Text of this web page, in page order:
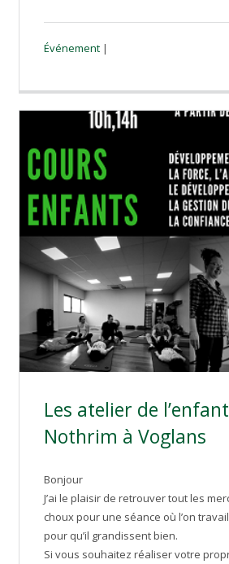
Événement |
Les atelier de
Nothrim à Voglans
Bonjour
J’ai le plaisir de retrouver tout les
choux pour une séance où l’on
pour qu’il grandissent bien.
Si vous souhaitez réaliser votre